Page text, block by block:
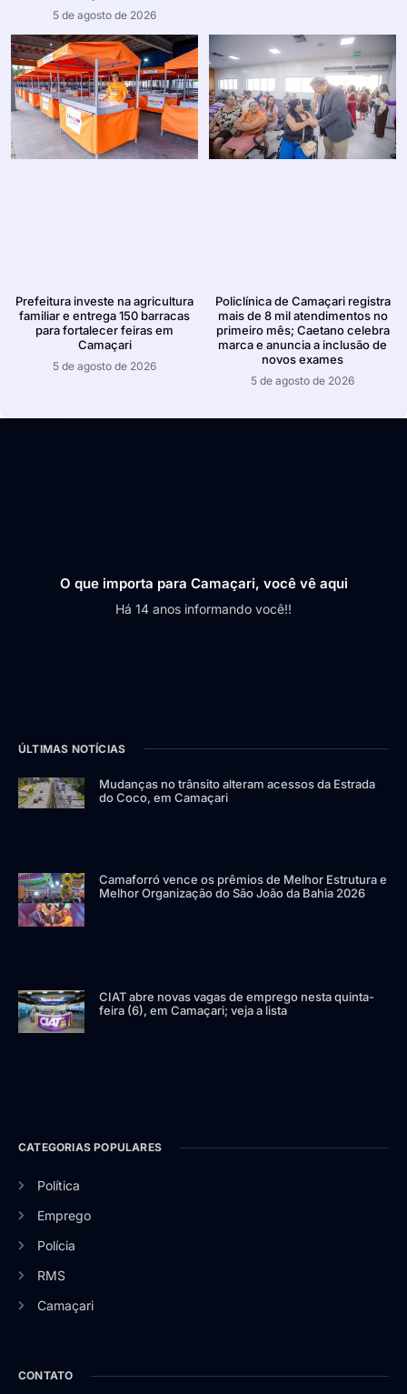
5 de agosto de 2026
Prefeitura investe na agricultura
familiar e entrega 150 barracas
para fortalecer feiras em
Camaçari
5 de agosto de 2026
Policlínica de Camaçari registra
mais de 8 mil atendimentos no
primeiro mês; Caetano celebra
marca e anuncia a inclusão de
novos exames
5 de agosto de 2026
O que importa para Camaçari, você vê aqui
Há 14 anos informando você!!
ÚLTIMAS NOTÍCIAS
Mudanças no trânsito alteram acessos da Estrada
do Coco, em Camaçari
Camaforró vence os prêmios de Melhor Estrutura e
Melhor Organização do São João da Bahia 2026
CIAT abre novas vagas de emprego nesta quinta-
feira (6), em Camaçari; veja a lista
CATEGORIAS POPULARES
Política
Emprego
Polícia
RMS
Camaçari
CONTATO